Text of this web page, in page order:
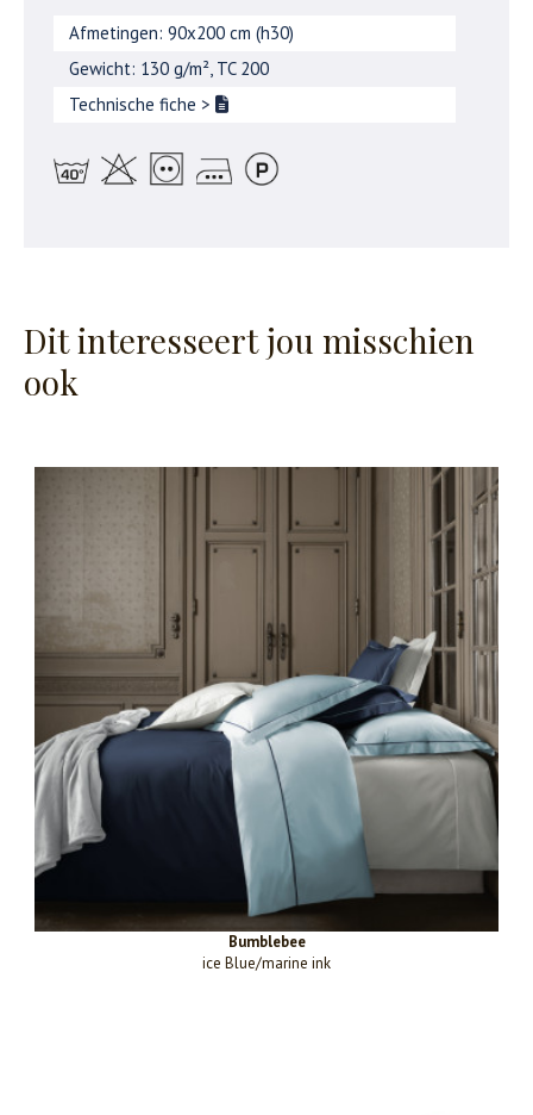
Afmetingen: 90x200 cm (h30)
Gewicht: 130 g/m², TC 200
Technische fiche >
Dit interesseert jou misschien
ook
Bumblebee
ice Blue/marine ink